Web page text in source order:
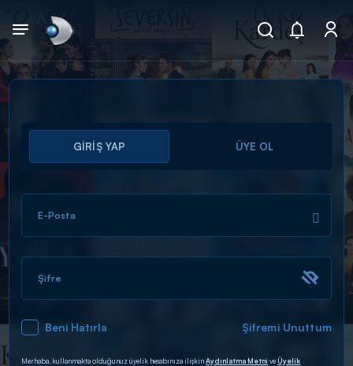
Arama
ARAMA SONUÇLARI
DİĞER SONUÇLAR
GİRİŞ YAP ÜYE OL
E-Posta
Şifre
Beni Hatırla Şifremi Unuttum
Merhaba, kullanmakta olduğunuz üyelik hesabınıza ilişkinAydınlatma Metni veÜyelik